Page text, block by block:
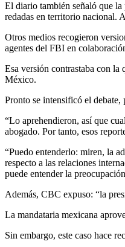
El diario también señaló que
redadas en territorio nacional.
Otros medios recogieron
agentes del FBI en
Esa versión contrastaba con
México.
Pronto se intensificó el
“Lo aprehendieron, así que
abogado. Por tanto, esos
“Puedo entenderlo: miren, la
respecto a las relaciones
puede entender la
Además, CBC expuso: “la
La mandataria mexicana
Sin embargo, este caso hace